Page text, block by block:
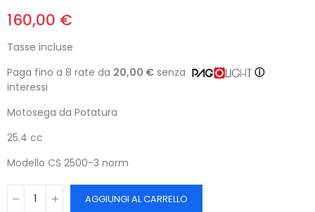
160,00 €
Tasse incluse
Paga fino a 8 rate da 20,00 € senza
interessi
ⓘ
Motosega da Potatura
25.4 cc
Modello CS 2500-3 norm
AGGIUNGI AL CARRELLO